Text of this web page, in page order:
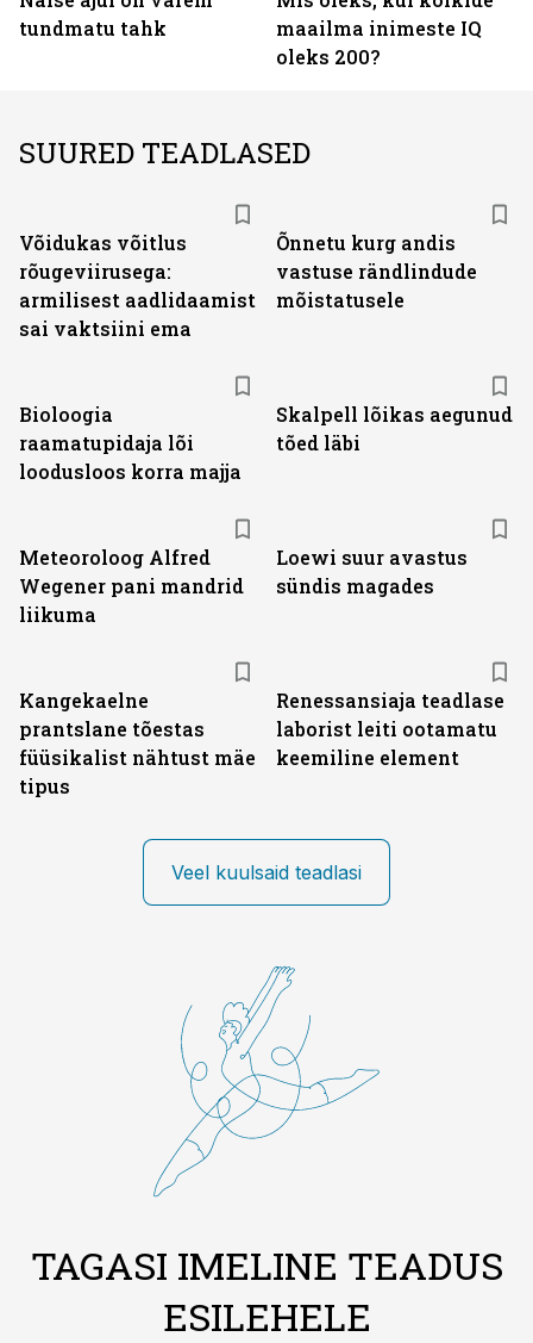
tundmatu tahk
maailma inimeste IQ
oleks 200?
SUURED TEADLASED
Võidukas võitlus
rõugeviirusega:
armilisest aadlidaamist
sai vaktsiini ema
Õnnetu kurg andis
vastuse rändlindude
mõistatusele
Bioloogia
raamatupidaja lõi
loodusloos korra majja
Skalpell lõikas aegunud
tõed läbi
Meteoroloog Alfred
Wegener pani mandrid
liikuma
Loewi suur avastus
sündis magades
Kangekaelne
prantslane tõestas
füüsikalist nähtust mäe
tipus
Renessansiaja teadlase
laborist leiti ootamatu
keemiline element
Veel kuulsaid teadlasi
TAGASI IMELINE TEADUS
ESILEHELE